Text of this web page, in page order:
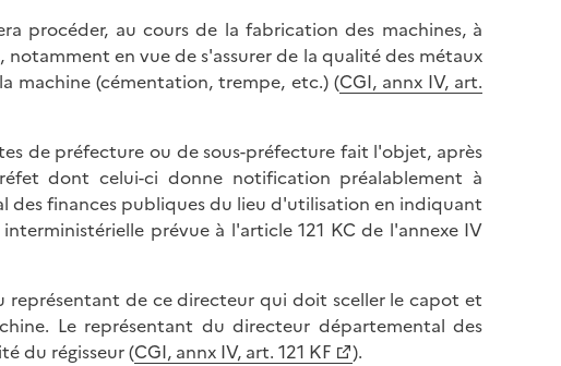
procéder, au cours de la fabrication des machines, à
en vue de s'assurer de la qualité des métaux
machine (cémentation, trempe, etc.) (CGI, annx IV, art.
de préfecture ou de sous-préfecture fait l'objet, après
dont celui-ci donne notification préalablement à
finances publiques du lieu d'utilisation en indiquant
prévue à l'article 121 KC de l'annexe IV
de ce directeur qui doit sceller le capot et
Le représentant du directeur départemental des
du régisseur (CGI, annx IV, art. 121 KF
).